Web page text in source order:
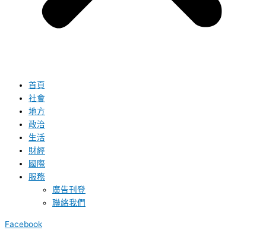
首頁
社會
地方
政治
生活
財經
國際
服務
廣告刊登
聯絡我們
Facebook